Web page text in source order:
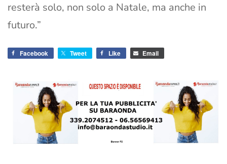
resterà solo, non solo a Natale, ma anche in
futuro.”
Facebook Tweet Like Email